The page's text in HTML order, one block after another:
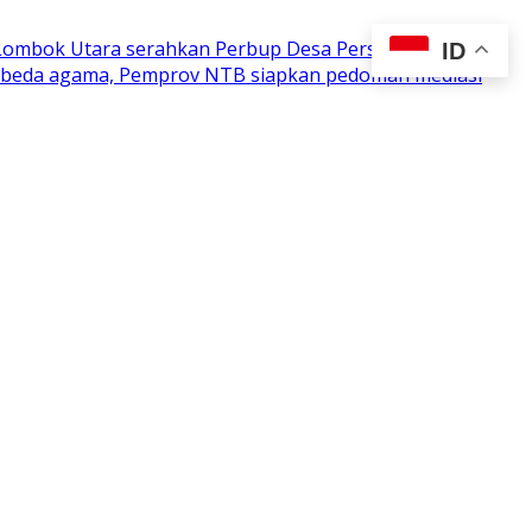
Utara serahkan Perbup Desa Persiapan
agama, Pemprov NTB siapkan pedoman mediasi
ID